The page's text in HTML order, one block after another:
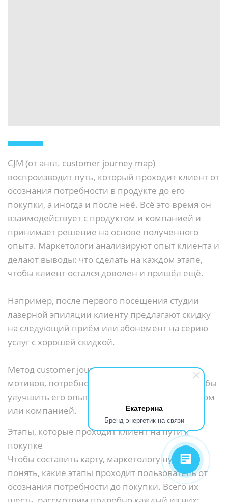
Екатерина
Бренд-энергетик на связи
CJM (от англ. customer journey map)
воспроизводит путь, который проходит клиент от
осознания потребности в продукте до его
покупки, а иногда и после неё. Всё это время он
взаимодействует с продуктом и компанией и
принимает решение на основе полученного
опыта. Маркетологи анализируют опыт клиента и
делают выводы: что сделать на каждом этапе,
чтобы клиент остался доволен и пришёл ещё.
Например, после первого посещения студии
лазерной эпиляции клиенту предлагают скидку
на следующий приём или абонемент на серию
услуг с хорошей скидкой.
Метод customer journey map — это изучение
мотивов, потребностей и эмоций клиента, чтобы
улучшить его опыт взаимодействия с продуктом
или компанией.
Этапы, которые проходит клиент на пути к
покупке
Чтобы составить карту, маркетологу нужно
понять, какие этапы проходит пользователь от
осознания потребности до покупки. Всего их